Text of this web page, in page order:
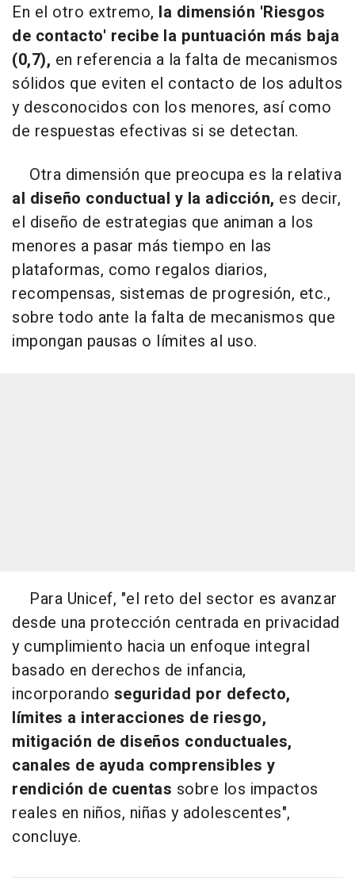
En el otro extremo, la dimensión 'Riesgos
de contacto' recibe la puntuación más baja
(0,7), en referencia a la falta de mecanismos
sólidos que eviten el contacto de los adultos
y desconocidos con los menores, así como
de respuestas efectivas si se detectan.
Otra dimensión que preocupa es la relativa
al diseño conductual y la adicción, es decir,
el diseño de estrategias que animan a los
menores a pasar más tiempo en las
plataformas, como regalos diarios,
recompensas, sistemas de progresión, etc.,
sobre todo ante la falta de mecanismos que
impongan pausas o límites al uso.
Para Unicef, "el reto del sector es avanzar
desde una protección centrada en privacidad
y cumplimiento hacia un enfoque integral
basado en derechos de infancia,
incorporando seguridad por defecto,
límites a interacciones de riesgo,
mitigación de diseños conductuales,
canales de ayuda comprensibles y
rendición de cuentas sobre los impactos
reales en niños, niñas y adolescentes",
concluye.